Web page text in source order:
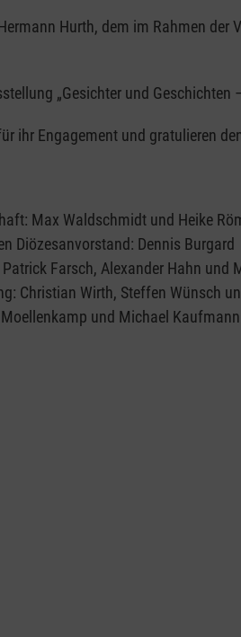
Hurth, dem im Rahmen der
„Gesichter und
ihr Engagement und gratulieren
Max Waldschmidt und Heike
Diözesanvorstand: Dennis Burgard
Farsch, Alexander Hahn und
Christian Wirth, Steffen Wünsch
und Michael Kaufmann